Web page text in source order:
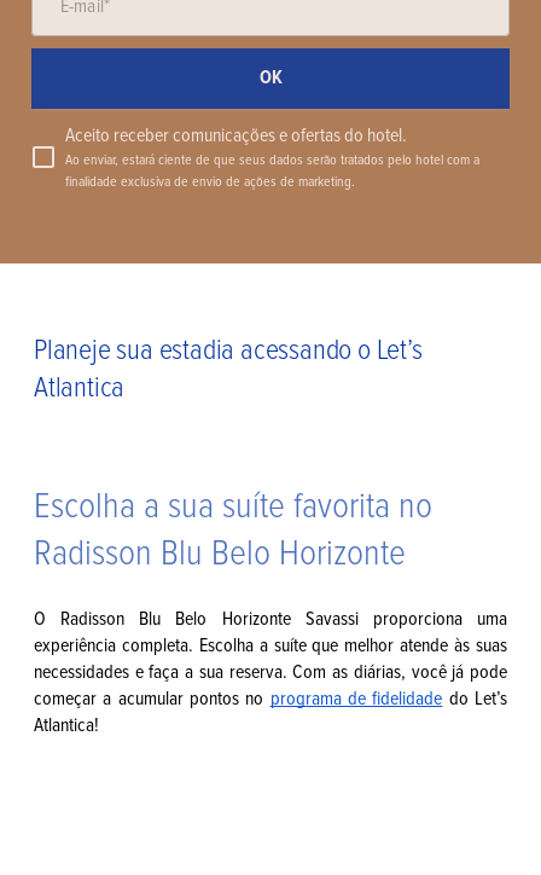
OK
Aceito receber comunicações e ofertas do hotel.
Ao enviar, estará ciente de que seus dados serão tratados pelo hotel com a
finalidade exclusiva de envio de ações de marketing.
Planeje sua estadia acessando o Let’s
Atlantica
Escolha a sua suíte favorita no
Radisson Blu Belo Horizonte
O Radisson Blu Belo Horizonte Savassi proporciona uma
experiência completa. Escolha a suíte que melhor atende às suas
necessidades e faça a sua reserva. Com as diárias, você já pode
começar a acumular pontos no programa de fidelidade do Let’s
Atlantica!